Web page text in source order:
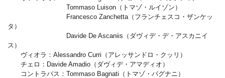
Tommaso Luison（トマゾ・ルイゾン）
Francesco Zanchetta（フランチェスコ・ザンケッ
タ）
Davide De Ascaniis（ダヴィデ・デ・アスカニイ
ス）
ヴィオラ：Alessandro Curri（アレッサンドロ・クッリ）
チェロ：Davide Amadio（ダヴィデ・アマディオ）
コントラバス：Tommaso Bagnati（トマゾ・バグナニ）